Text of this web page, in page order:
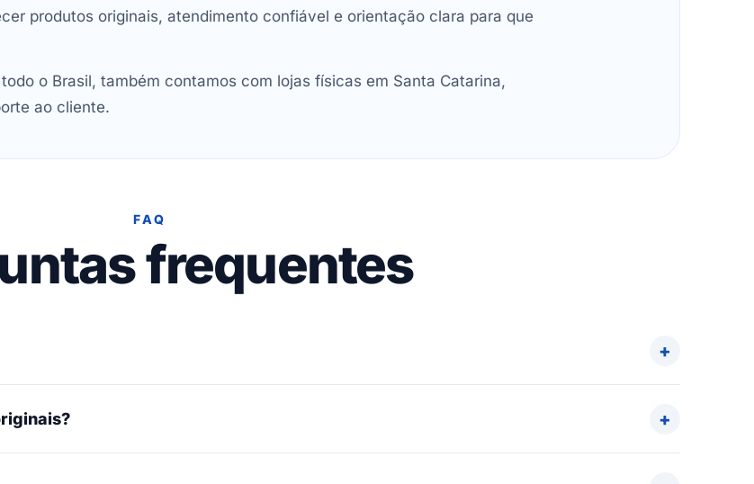
produtos originais, atendimento confiável e orientação clara para que
o Brasil, também contamos com lojas físicas em Santa Catarina,
ao cliente.
FAQ
frequentes